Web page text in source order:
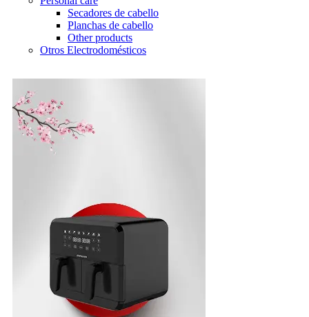
Secadores de cabello
Planchas de cabello
Other products
Otros Electrodomésticos